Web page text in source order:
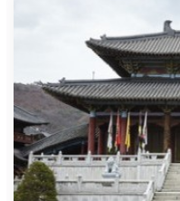
可俯看周圍的景色。
近還有忠州湖、月岳